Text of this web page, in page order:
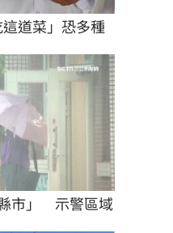
道菜」恐多種
市」　示警區域